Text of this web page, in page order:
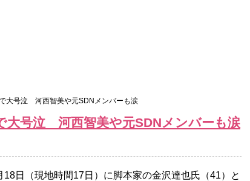
大号泣 河西智美や元SDNメンバーも涙
大号泣 河西智美や元SDNメンバーも涙
日（現地時間17日）に脚本家の金沢達也氏（41）と